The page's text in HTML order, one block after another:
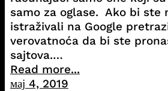
samo za oglase. Ako bi ste
istraživali na Google
verovatnoća da bi ste
sajtova.…
Read more...
мај 4, 2019